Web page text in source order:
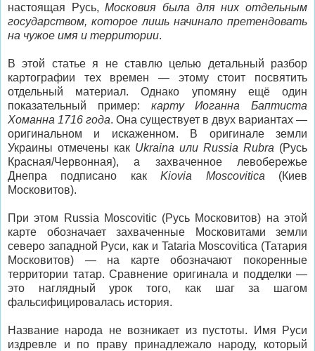
настоящая Русь,Московия была для них отдельным
государством, которое лишь начинало претендовать
на чужое имя и территории.
В этой статье я не ставлю целью детальный разбор
картографии тех времен — этому стоит посвятить
отдельный материал. Однако упомяну ещё один
показательный пример: карту Иоганна Баптиста
Хоманна 1716 года. Она существует в двух вариантах —
оригинальном и искаженном. В оригинале земли
Украины отмечены как Ukraina или Russia Rubra (Русь
Красная/Червонная), а захваченное левобережье
Днепра подписано какKiovia Moscovitica (Киев
Московитов).
При этом Russia Moscovitic (Русь Московитов) на этой
карте обозначает захваченные Московитами земли
северо западной Руси, как и Tataria Moscovitica (Татария
Московитов) — на карте обозначают покоренные
территории татар. Сравнение оригинала и подделки —
это наглядный урок того, как шаг за шагом
фальсифицировалась история.
Название народа не возникает из пустоты. Имя Руси
издревле и по праву принадлежало народу, который